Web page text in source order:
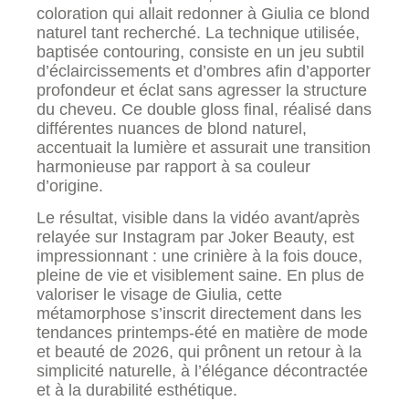
coloration qui allait redonner à Giulia ce blond
naturel tant recherché. La technique utilisée,
baptisée contouring, consiste en un jeu subtil
d’éclaircissements et d’ombres afin d’apporter
profondeur et éclat sans agresser la structure
du cheveu. Ce double gloss final, réalisé dans
différentes nuances de blond naturel,
accentuait la lumière et assurait une transition
harmonieuse par rapport à sa couleur
d’origine.
Le résultat, visible dans la vidéo avant/après
relayée sur Instagram par Joker Beauty, est
impressionnant : une crinière à la fois douce,
pleine de vie et visiblement saine. En plus de
valoriser le visage de Giulia, cette
métamorphose s’inscrit directement dans les
tendances printemps-été en matière de mode
et beauté de 2026, qui prônent un retour à la
simplicité naturelle, à l’élégance décontractée
et à la durabilité esthétique.